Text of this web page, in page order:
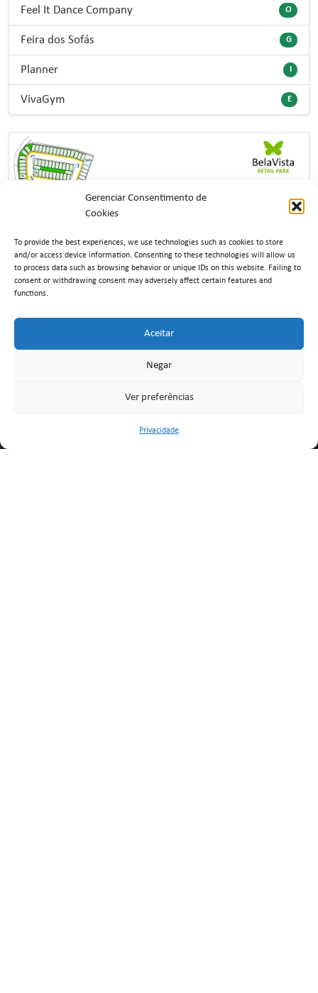
Gerenciar Consentimento de
Cookies
To provide the best experiences, we use technologies such as cookies to store
and/or access device information. Consenting to these technologies will allow us
to process data such as browsing behavior or unique IDs on this website. Failing to
consent or withdrawing consent may adversely affect certain features and
functions.
Aceitar
Negar
Ver preferências
Privacidade
Feel It Dance Company O
Feira dos Sofás G
Planner
VivaGym E